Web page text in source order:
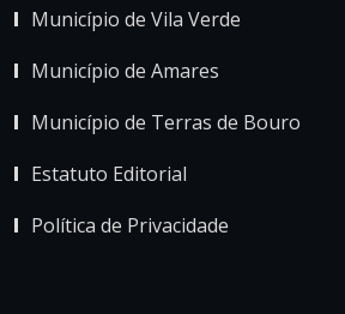
Município de Vila Verde
Município de Amares
Município de Terras de Bouro
Estatuto Editorial
Política de Privacidade